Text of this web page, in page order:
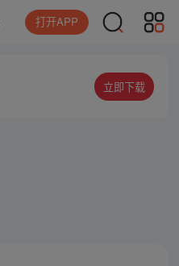
打开APP
立即下载